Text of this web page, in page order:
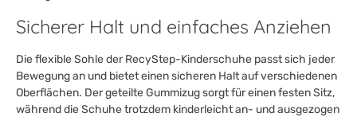
Sicherer Halt und einfaches Anziehen
Die flexible Sohle der RecyStep-Kinderschuhe passt sich jeder
Bewegung an und bietet einen sicheren Halt auf verschiedenen
Oberflächen. Der geteilte Gummizug sorgt für einen festen Sitz,
während die Schuhe trotzdem kinderleicht an- und ausgezogen